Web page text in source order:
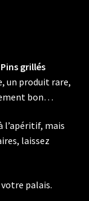
grillés
un produit rare,
bon…
l’apéritif, mais
laissez
palais.